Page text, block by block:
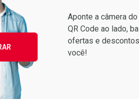
ofertas:
Aponte a câmera
QR Code ao lado,
ofertas e
você!